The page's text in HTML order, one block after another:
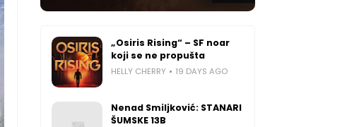
„Osiris Rising“ – SF noar
koji se ne propušta
HELLY CHERRY 19 DAYS AGO
Nenad Smiljković: STANARI
ŠUMSKE 13B